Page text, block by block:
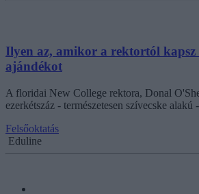
Ilyen az, amikor a rektortól
ajándékot
A floridai New College rektora, Donal
ezerkétszáz - természetesen szívecske alakú
Felsőoktatás
Eduline